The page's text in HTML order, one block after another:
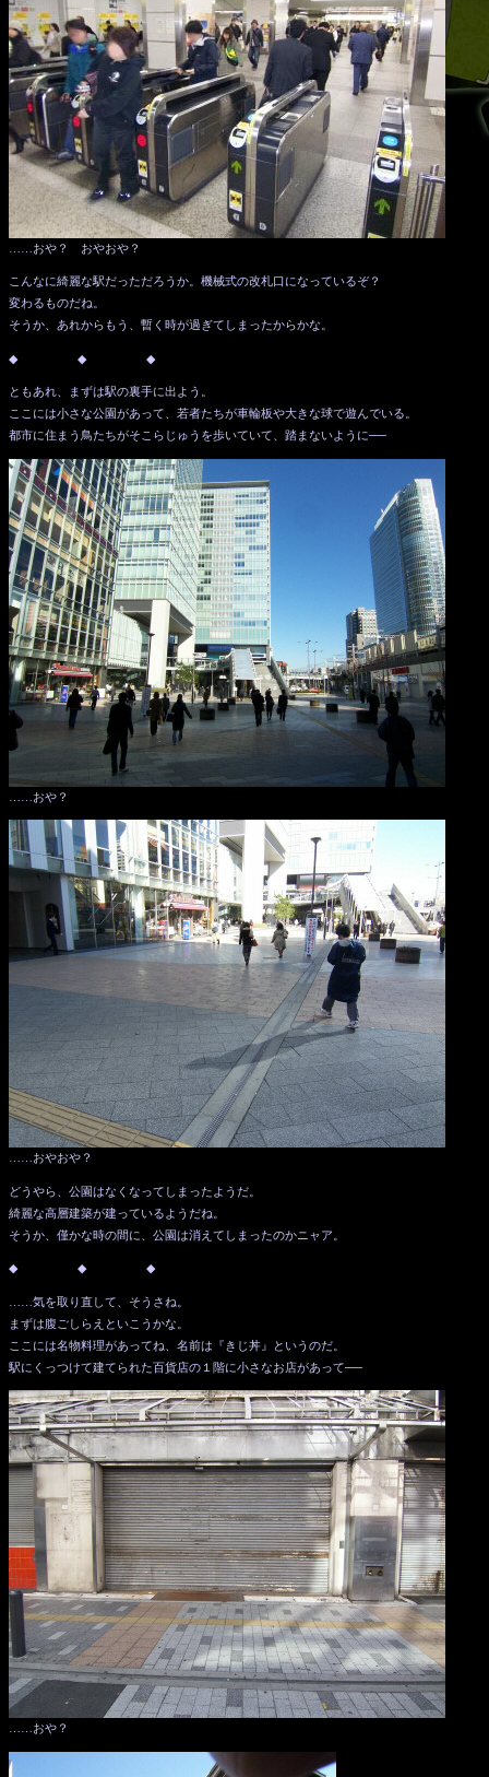
……おや？ おやおや？
こんなに綺麗な駅だっただろうか。機械式の改札口になっているぞ？
変わるものだね。
そうか、あれからもう、暫く時が過ぎてしまったからかな。
◆ ◆ ◆
ともあれ、まずは駅の裏手に出よう。
ここには小さな公園があって、若者たちが車輪板や大きな球で遊んでいる。
都市に住まう鳥たちがそこらじゅうを歩いていて、踏まないように──
……おや？
……おやおや？
どうやら、公園はなくなってしまったようだ。
綺麗な高層建築が建っているようだね。
そうか、僅かな時の間に、公園は消えてしまったのかニャア。
◆ ◆ ◆
……気を取り直して、そうさね。
まずは腹ごしらえといこうかな。
ここには名物料理があってね、名前は『きじ丼』というのだ。
駅にくっつけて建てられた百貨店の１階に小さなお店があって──
……おや？